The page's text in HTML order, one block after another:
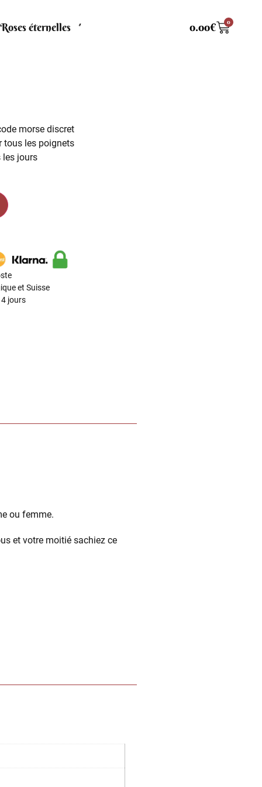
Roses éternelles 0.00€ 0
morse discret
tous les poignets
jours
et Suisse
jours
ou femme.
et votre moitié sachiez ce